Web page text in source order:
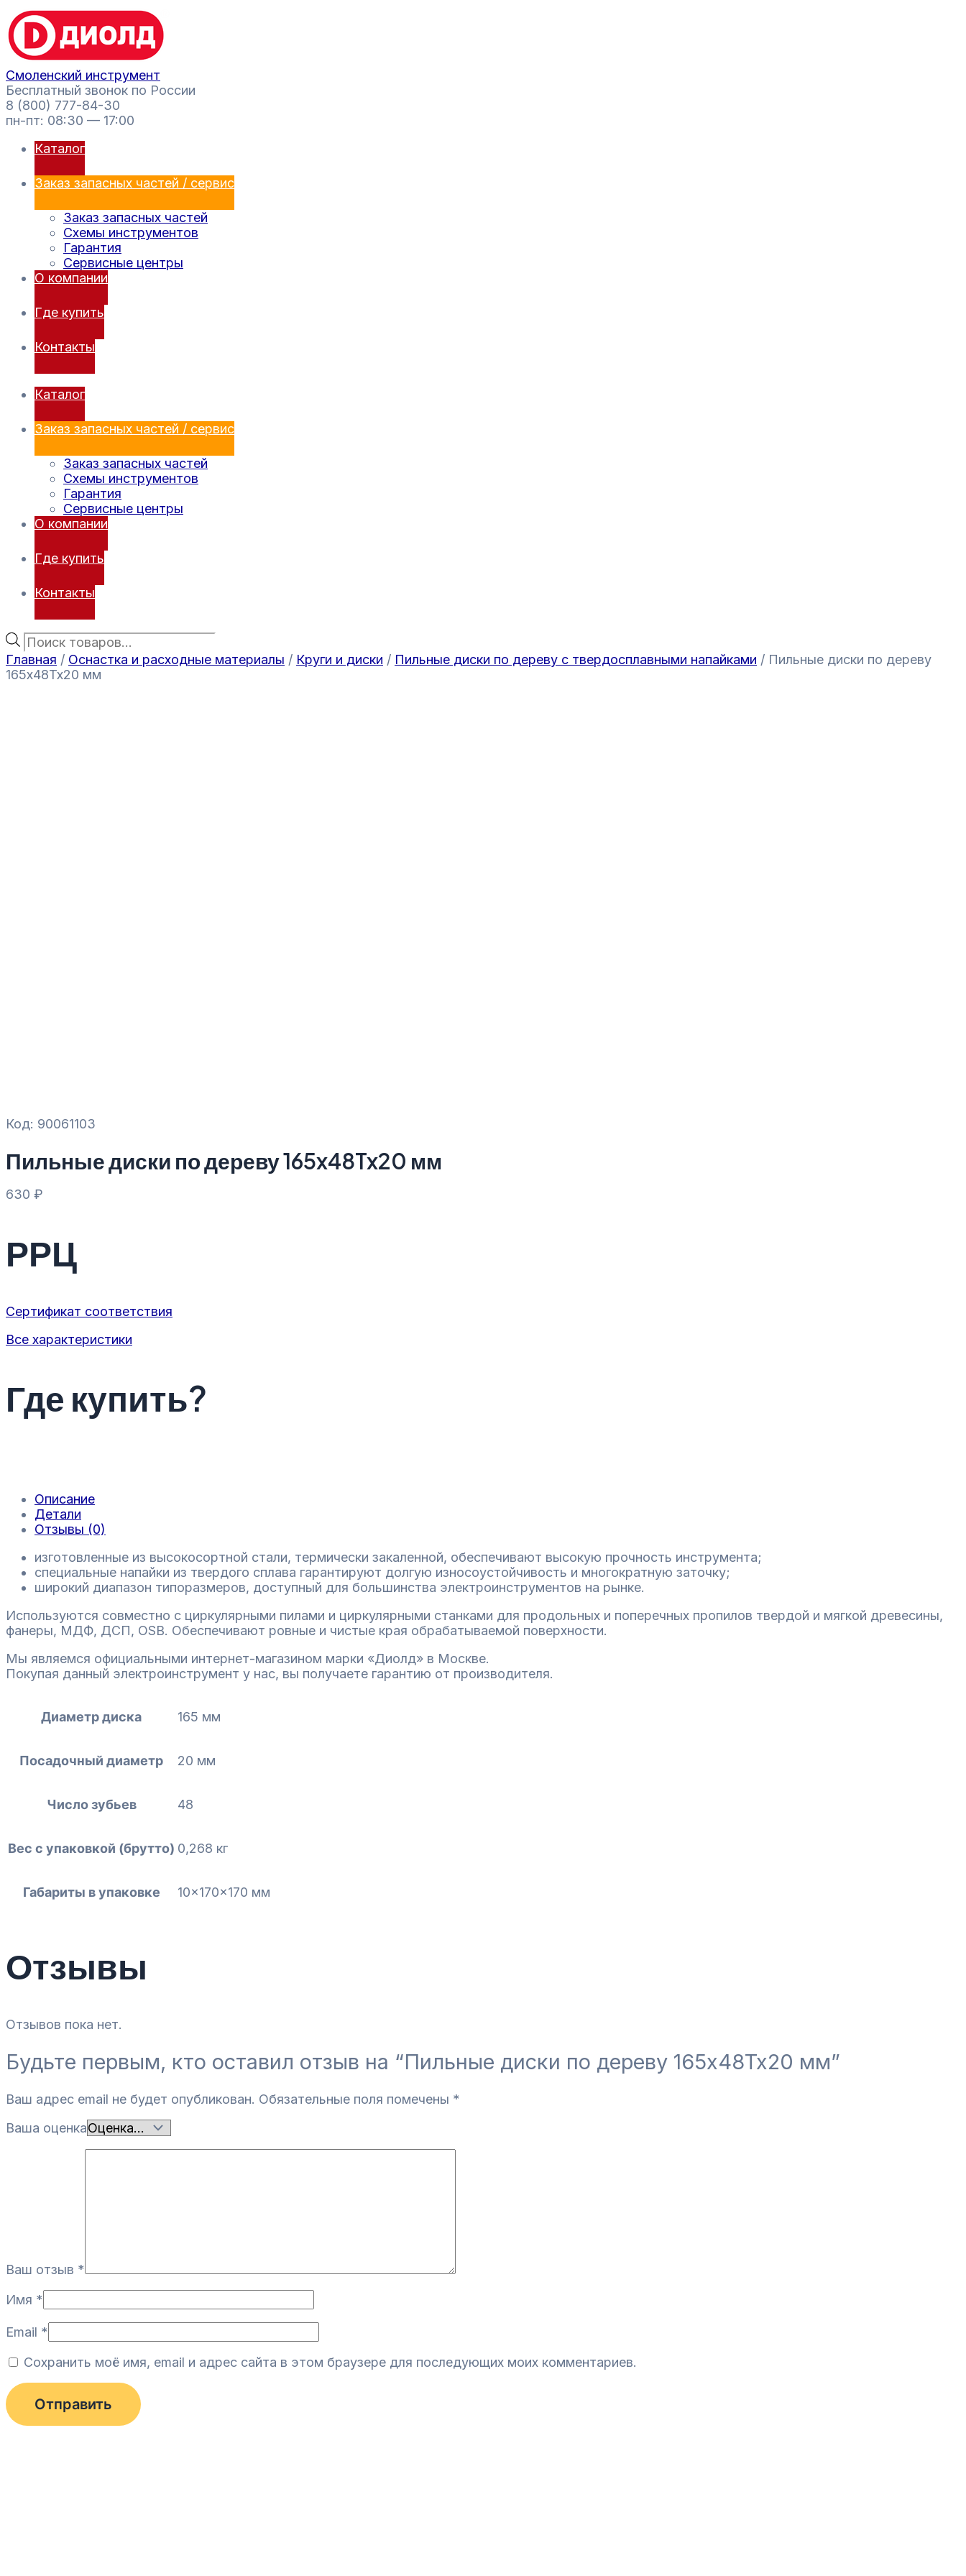
Перейти
к
содержимому
Смоленский инструмент
Бесплатный звонок по России
8 (800) 777-84-30
пн-пт: 08:30 — 17:00
Каталог
Заказ запасных частей / сервис
Заказ запасных частей
Схемы инструментов
Гарантия
Сервисные центры
О компании
Где купить
Контакты
Каталог
Заказ запасных частей / сервис
Заказ запасных частей
Схемы инструментов
Гарантия
Сервисные центры
О компании
Где купить
Контакты
Поиск
товаров
Главная / Оснастка и расходные материалы / Круги и диски / Пильные диски по дереву с твердосплавными напайками / Пильные диски по дереву
165x48Tx20 мм
Код: 90061103
Пильные диски по дереву 165x48Tx20 мм
630 ₽
РРЦ
Сертификат соответствия
Все характеристики
Где купить?
Описание
Детали
Отзывы (0)
изготовленные из высокосортной стали, термически закаленной, обеспечивают высокую прочность инструмента;
специальные напайки из твердого сплава гарантируют долгую износоустойчивость и многократную заточку;
широкий диапазон типоразмеров, доступный для большинства электроинструментов на рынке.
Используются совместно с циркулярными пилами и циркулярными станками для продольных и поперечных пропилов твердой и мягкой древесины,
фанеры, МДФ, ДСП, OSB. Обеспечивают ровные и чистые края обрабатываемой поверхности.
Мы являемся официальными интернет-магазином марки «Диолд» в Москве.
Покупая данный электроинструмент у нас, вы получаете гарантию от производителя.
Диаметр диска 165 мм
Посадочный диаметр 20 мм
Число зубьев 48
Вес с упаковкой (брутто) 0,268 кг
Габариты в упаковке 10x170x170 мм
Отзывы
Отзывов пока нет.
Будьте первым, кто оставил отзыв на “Пильные диски по дереву 165x48Tx20 мм”
Ваш адрес email не будет опубликован. Обязательные поля помечены *
Ваша оценка
Ваш отзыв *
Имя *
Email *
Сохранить моё имя, email и адрес сайта в этом браузере для последующих моих комментариев.